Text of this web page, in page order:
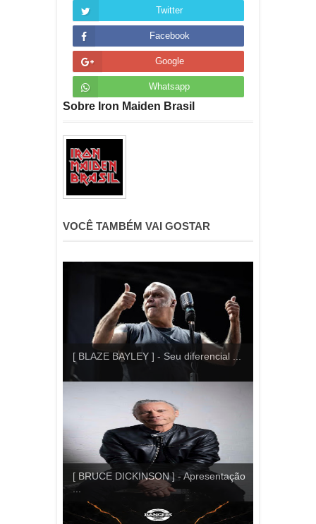
Twitter
Facebook
Google
Whatsapp
Sobre Iron Maiden Brasil
VOCÊ TAMBÉM VAI GOSTAR
[ BLAZE BAYLEY ] - Seu diferencial ...
[ BRUCE DICKINSON ] - Apresentação
...